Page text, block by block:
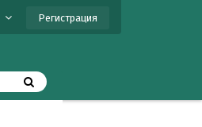
Регистрация